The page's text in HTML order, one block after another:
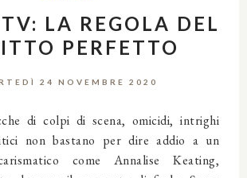
LA REGOLA DEL
PERFETTO
24 NOVEMBRE 2020
di colpi di scena, omicidi, intrighi
non bastano per dire addio a un
come Annalise Keating,